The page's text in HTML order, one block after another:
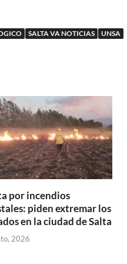
SALTA VA NOTICIAS UNSA
por incendios
piden extremar los
en la ciudad de Salta
2026